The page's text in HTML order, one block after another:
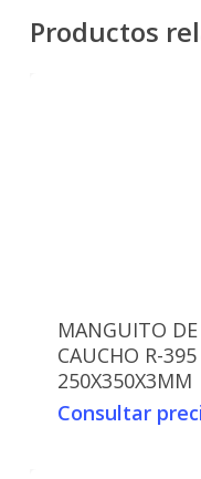
Productos
MANGUITO DE
CAUCHO R-395
250X350X3MM
Consultar